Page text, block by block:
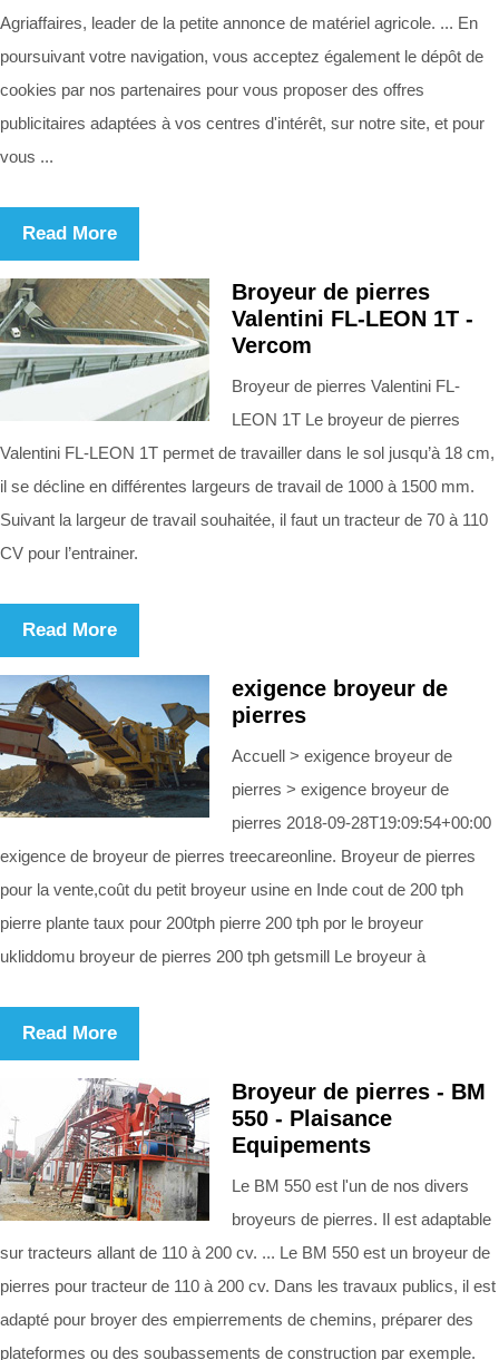
Agriaffaires, leader de la petite annonce de matériel agricole. ... En
poursuivant votre navigation, vous acceptez également le dépôt de
cookies par nos partenaires pour vous proposer des offres
publicitaires adaptées à vos centres d'intérêt, sur notre site, et pour
vous ...
Read More
Broyeur de pierres
Valentini FL-LEON 1T -
Vercom
Broyeur de pierres Valentini FL-
LEON 1T Le broyeur de pierres
Valentini FL-LEON 1T permet de travailler dans le sol jusqu’à 18 cm,
il se décline en différentes largeurs de travail de 1000 à 1500 mm.
Suivant la largeur de travail souhaitée, il faut un tracteur de 70 à 110
CV pour l’entrainer.
Read More
exigence broyeur de
pierres
Accuell > exigence broyeur de
pierres > exigence broyeur de
pierres 2018-09-28T19:09:54+00:00
exigence de broyeur de pierres treecareonline. Broyeur de pierres
pour la vente,coût du petit broyeur usine en Inde cout de 200 tph
pierre plante taux pour 200tph pierre 200 tph por le broyeur
ukliddomu broyeur de pierres 200 tph getsmill Le broyeur à
Read More
Broyeur de pierres - BM
550 - Plaisance
Equipements
Le BM 550 est l'un de nos divers
broyeurs de pierres. Il est adaptable
sur tracteurs allant de 110 à 200 cv. ... Le BM 550 est un broyeur de
pierres pour tracteur de 110 à 200 cv. Dans les travaux publics, il est
adapté pour broyer des empierrements de chemins, préparer des
plateformes ou des soubassements de construction par exemple.